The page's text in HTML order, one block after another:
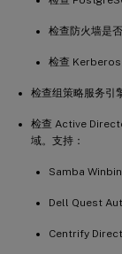
检查防火墙是
检查 Kerberos
检查组策略服务引
检查 Active
域。支持：
Samba
Dell Quest
Centrify